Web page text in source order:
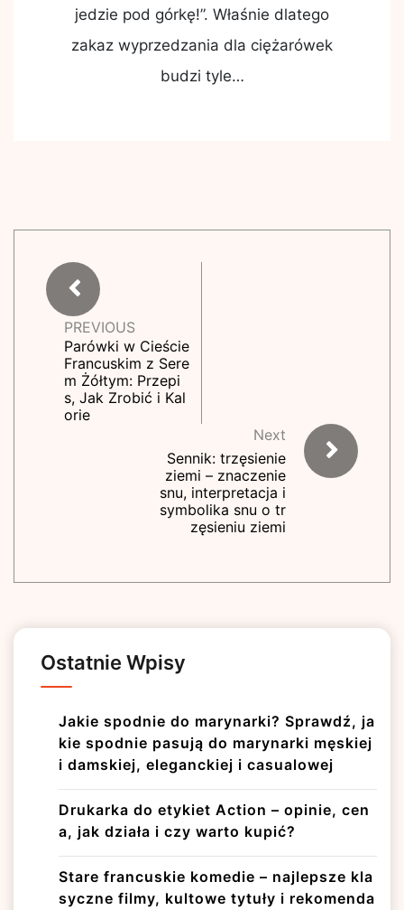
jedzie pod górkę!”. Właśnie dlatego
zakaz wyprzedzania dla ciężarówek
budzi tyle…
PREVIOUS
Parówki w Cieście
Francuskim z Sere
m Żółtym: Przepi
s, Jak Zrobić i Kal
orie
Next
Sennik: trzęsienie
ziemi – znaczenie
snu, interpretacja i
symbolika snu o tr
zęsieniu ziemi
Ostatnie Wpisy
Jakie spodnie do marynarki? Sprawdź, ja
kie spodnie pasują do marynarki męskiej
i damskiej, eleganckiej i casualowej
Drukarka do etykiet Action – opinie, cen
a, jak działa i czy warto kupić?
Stare francuskie komedie – najlepsze kla
syczne filmy, kultowe tytuły i rekomenda